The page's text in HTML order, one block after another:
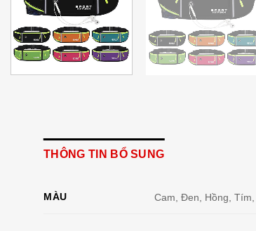
THÔNG TIN BỔ SUNG
MÀU Cam, Đen, Hồng,